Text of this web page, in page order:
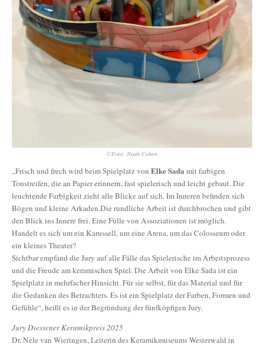
©Foto: Noah Cohen
„Frisch und frech wird beim Spielplatz von Elke Sada mit farbigen
Tonstreifen, die an Papier erinnern, fast spielerisch und leicht gebaut. Die
leuchtende Farbigkeit zieht alle Blicke auf sich. Im Inneren befinden sich
Bögen und kleine Arkaden.Die rundliche Arbeit ist durchbrochen und gibt
den Blick ins Innere frei. Eine Fülle von Assoziationen ist möglich.
Handelt es sich um ein Karussell, um eine Arena, um das Colosseum oder
ein kleines Theater?
Sichtbar empfand die Jury auf alle Fälle das Spielerische im Arbeitsprozess
und die Freude am keramischen Spiel. Die Arbeit von Elke Sada ist ein
Spielplatz in mehrfacher Hinsicht. Für sie selbst, für das Material und für
die Gedanken des Betrachters. Es ist ein Spielplatz der Farben, Formen und
Gefühle“, heißt es in der Begründung der fünfköpfigen Jury.
Jury Diessener Keramikpreis 2025
Dr. Nele van Wieringen, Leiterin des Keramikmuseums Westerwald in